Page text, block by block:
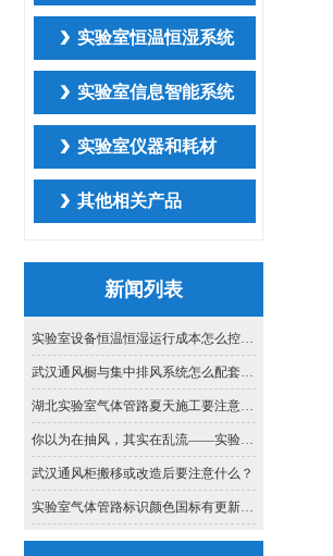
实验室恒温恒湿系统
实验室信息智能系统
实验室仪器和耗材
其他相关产品
新闻列表
实验室设备恒温恒湿运行成本怎么控？合理设定与节能策略简介
武汉通风橱与集中排风系统怎么配套：管径选择与阻力平衡的思路
湖北实验室气体管路夏天施工要注意什么？本地工程师的实战提醒
你以为在抽风，其实在乱流——实验室通风的气流组织真相
武汉通风柜搬移或改造后要注意什么？
实验室气体管路标识颜色国标有更新吗？2026年执行哪些标准？